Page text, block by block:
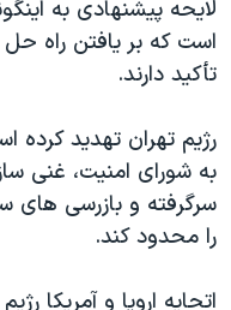
قانون شفافیت دارائی
اعتراضات مردمی آبان ۹۸
نرگس محمدی برنده جایزه
همایش محافظه‌کاران
صفحه‌های ویژه
لايحه پيشنهادی به
است که بر يافتن راه
تأکيد دارند.
رژيم تهران تهديد کرده
به شورای امنيت، غنی
سرگرفته و بازرسی های
را محدود کند.
اتحايه اروپا و آمريکا